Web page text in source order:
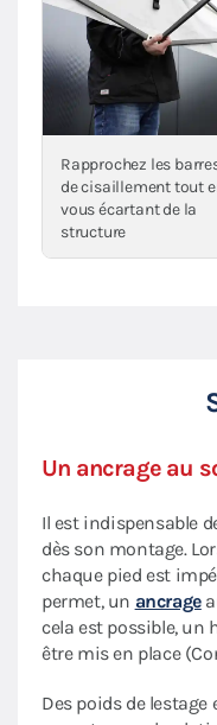
Rapprochez les
de cisaillement tout
vous écartant de la
structure
Un ancrage au
Il est indispensable
dès son montage.
chaque pied est
permet, un ancrage
cela est possible, un
être mis en place
Des poids de